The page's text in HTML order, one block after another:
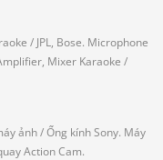
/ JPL, Bose. Microphone
Mixer Karaoke /
ảnh / Ống kính Sony. Máy
Action Cam.